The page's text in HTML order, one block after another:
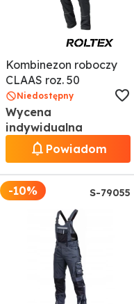
Kombinezon roboczy
CLAAS roz. 50
Niedostępny
Wycena
indywidualna
Powiadom
-10% S-79055